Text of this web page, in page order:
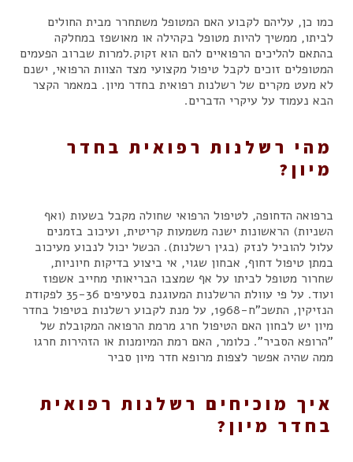
כמו כן, עליהם לקבוע האם המטופל משתחרר מבית החולים
לביתו, ממשיך להיות מטופל בקהילה או מאושפז במחלקה
בהתאם להליכים הרפואיים להם הוא זקוק.למרות שברוב הפעמים
המטופלים זוכים לקבל טיפול מקצועי מצד הצוות הרפואי, ישנם
לא מעט מקרים של רשלנות רפואית בחדר מיון. במאמר הקצר
הבא נעמוד על עיקרי הדברים.
מהי רשלנות רפואית בחדר
מיון?
ברפואה הדחופה, לטיפול הרפואי שחולה מקבל בשעות (ואף
השניות) הראשונות ישנה משמעות קריטית, ועיכוב בזמנים
עלול להוביל לנזק (בגין רשלנות). הכשל יכול לנבוע מעיכוב
במתן טיפול דחוף, אבחון שגוי, אי ביצוע בדיקות חיוניות,
שחרור מטופל לביתו על אף שמצבו הבריאותי מחייב אשפוז
ועוד. על פי עוולת הרשלנות המעוגנת בסעיפים 35-36 לפקודת
הנזיקין, התשכ"ח-1968, על מנת לקבוע רשלנות בטיפול בחדר
מיון יש לבחון האם הטיפול חרג מרמת הרפואה המקובלת של
"הרופא הסביר". כלומר, האם רמת המיומנות או הזהירות חרגו
ממה שהיה אפשר לצפות מרופא חדר מיון סביר
איך מוכיחים רשלנות רפואית
בחדר מיון?